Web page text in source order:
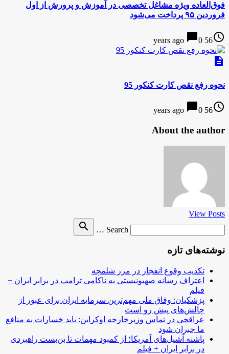
فوق‌العاده ویژه مشاغل تخصصی در آموزش و پرورش از اول
فروردین ۹۵ پرداخت می‌شود
access_time
56 years ago
chat_bubble0
description
نحوه رفع نقص کارت کنکور 95
access_time
56 years ago
chat_bubble0
About the author
View Posts
Search …
search
نوشته‌های تازه
تکذیب وقوع انفجار در مرز شلمچه
اعتراف رسانه صهیونیستی به ناکامی ترامپ در برابر ایران +
فیلم
پزشکیان: وفاق ملی مهم‌ترین سرمایه ایران برای عبور از
چالش‌های پیش رو است
عراقچی در تماس وزیرخارجه اوکراین: باید خسارات به منافع
ما جبران شود
پاشنه آشیل‌های آمریکا؛ از کمبود مهمات تا بن‌بست راهبردی
در برابر ایران + فیلم